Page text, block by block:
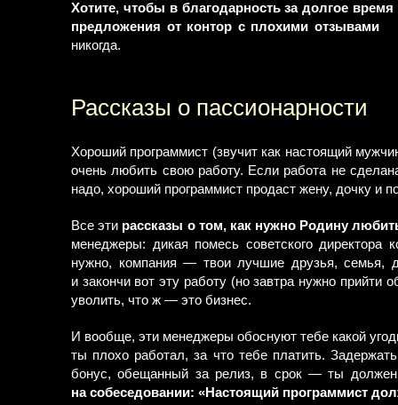
Хотите, чтобы в благодарность за долгое
предложения от контор с плохими отзывами
никогда.
Рассказы о пассионарности
Хороший программист (звучит как настоящий
очень любить свою работу. Если работа не
надо, хороший программист продаст жену, дочку и
Все эти рассказы о том, как нужно Родину
менеджеры: дикая помесь советского директора
нужно, компания — твои лучшие друзья, семья,
и закончи вот эту работу (но завтра нужно прийти
уволить, что ж — это бизнес.
И вообще, эти менеджеры обоснуют тебе какой
ты плохо работал, за что тебе платить.
бонус, обещанный за релиз, в срок — ты
на собеседовании: «Настоящий программист